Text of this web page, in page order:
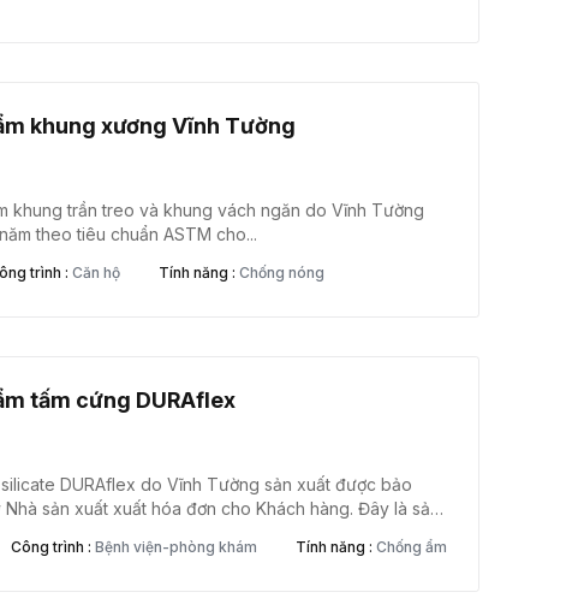
khung xương Vĩnh Tường
khung trần treo và khung vách ngăn do Vĩnh Tường
theo tiêu chuẩn ASTM cho...
trình :Căn hộ Tính năng :Chống nóng
tấm cứng DURAflex
DURAflex do Vĩnh Tường sản xuất được bảo
sản xuất xuất hóa đơn cho Khách hàng. Đây là sản
nhà, trần nhà, lợp mái...
Công trình :Bệnh viện-phòng khám Tính năng :Chống ẩm